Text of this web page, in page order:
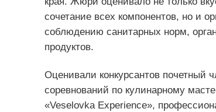
сочетание всех компонентов, но и
соблюдению санитарных норм,
продуктов.
Оценивали конкурсантов почетный
соревнований по кулинарному
«Veselovka Experience»,